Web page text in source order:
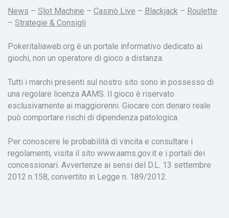
News – Slot Machine – Casinò Live – Blackjack – Roulette
– Strategie & Consigli
Pokeritaliaweb.org è un portale informativo dedicato ai
giochi, non un operatore di gioco a distanza.
Tutti i marchi presenti sul nostro sito sono in possesso di
una regolare licenza AAMS. Il gioco è riservato
esclusivamente ai maggiorenni. Giocare con denaro reale
può comportare rischi di dipendenza patologica.
Per conoscere le probabilità di vincita e consultare i
regolamenti, visita il sito www.aams.gov.it e i portali dei
concessionari. Avvertenze ai sensi del D.L. 13 settembre
2012 n.158, convertito in Legge n. 189/2012.